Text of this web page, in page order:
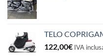
TELO
122,00€ IVA